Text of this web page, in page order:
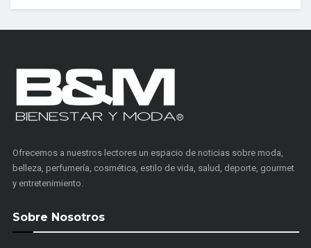
Ofrecemos a nuestros lectores un espacio de noticias sobre moda,
belleza, perfumería, cosmética, estilo de vida, salud, deporte, gourmet
y entretenimiento.
Sobre Nosotros